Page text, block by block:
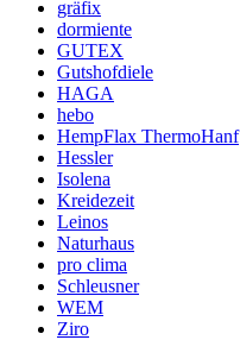
gräfix
dormiente
GUTEX
Gutshofdiele
HAGA
hebo
HempFlax ThermoHanf
Hessler
Isolena
Kreidezeit
Leinos
Naturhaus
pro clima
Schleusner
WEM
Ziro